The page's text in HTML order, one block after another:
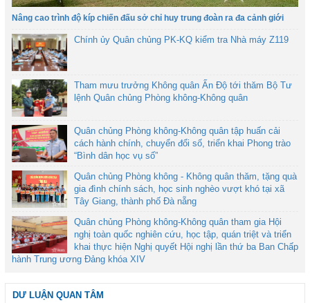
Nâng cao trình độ kíp chiến đấu sở chỉ huy trung đoàn ra đa cảnh giới
Chính ủy Quân chủng PK-KQ kiểm tra Nhà máy Z119
Tham mưu trưởng Không quân Ấn Độ tới thăm Bộ Tư
lệnh Quân chủng Phòng không-Không quân
Quân chủng Phòng không-Không quân tập huấn cải
cách hành chính, chuyển đổi số, triển khai Phong trào
“Bình dân học vụ số”
Quân chủng Phòng không - Không quân thăm, tặng quà
gia đình chính sách, học sinh nghèo vượt khó tại xã
Tây Giang, thành phố Đà nẵng
Quân chủng Phòng không-Không quân tham gia Hội
nghị toàn quốc nghiên cứu, học tập, quán triệt và triển
khai thực hiện Nghị quyết Hội nghị lần thứ ba Ban Chấp
hành Trung ương Đảng khóa XIV
DƯ LUẬN QUAN TÂM